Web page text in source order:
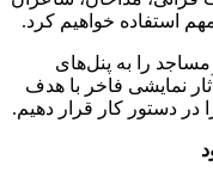
مهم استفاده خواهیم کرد.
را به پنل‌های
نمایشی فاخر با هدف
در دستور کار قرار دهیم.